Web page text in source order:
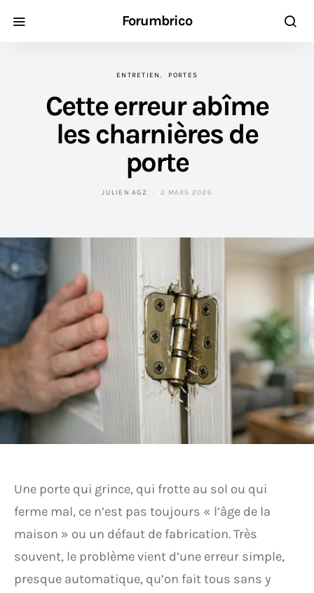
Forumbrico
ENTRETIEN PORTES
Cette erreur abîme
les charnières de
porte
JULIEN AGZ 2 MARS 2026
Une porte qui grince, qui frotte au sol ou qui
ferme mal, ce n’est pas toujours « l’âge de la
maison » ou un défaut de fabrication. Très
souvent, le problème vient d’une erreur simple,
presque automatique, qu’on fait tous sans y